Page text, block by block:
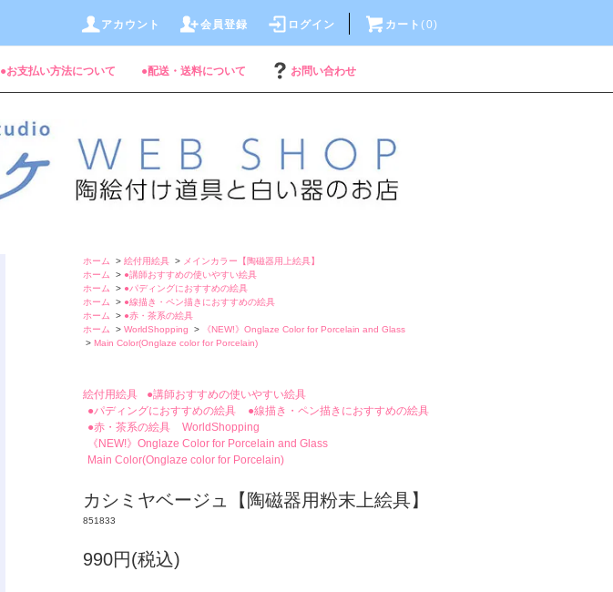
アカウント 会員登録 ログイン カート (0)
●お支払い方法について ●配送・送料について お問い合わせ
ホーム > 絵付用絵具 > メインカラー【陶磁器用上絵具】
ホーム
> ●講師おすすめの使いやすい絵具
ホーム
> ●パディングにおすすめの絵具
ホーム
> ●線描き・ペン描きにおすすめの絵具
ホーム
> ●赤・茶系の絵具
ホーム
> WorldShopping >
《NEW!》Onglaze Color for Porcelain and Glass
> Main Color(Onglaze color for Porcelain)
絵付用絵具
●講師おすすめの使いやすい絵具
●パディングにおすすめの絵具
●線描き・ペン描きにおすすめの絵具
●赤・茶系の絵具
WorldShopping
《NEW!》Onglaze Color for Porcelain and Glass
Main Color(Onglaze color for Porcelain)
カシミヤベージュ【陶磁器用粉末上絵具】
851833
990円(税込)